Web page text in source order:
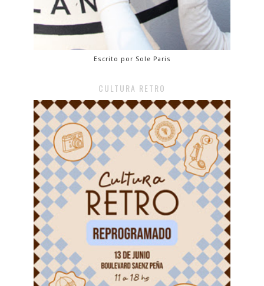
Escrito por Sole Paris
CULTURA RETRO